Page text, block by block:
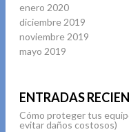
enero 2020
diciembre 2019
noviembre 2019
mayo 2019
ENTRADAS
Cómo proteger tus
evitar daños costosos)